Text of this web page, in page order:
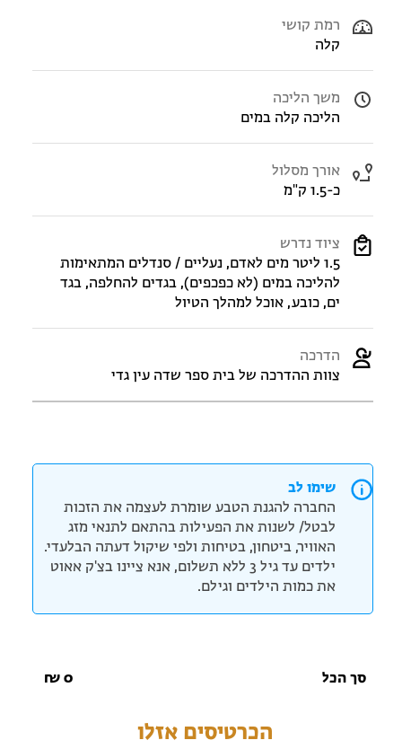
רמת קושי
קלה
משך הליכה
הליכה קלה במים
אורך מסלול
כ-1.5 ק"מ
ציוד נדרש
1.5 ליטר מים לאדם, נעליים / סנדלים המתאימות
להליכה במים (לא כפכפים), בגדים להחלפה, בגד
ים, כובע, אוכל למהלך הטיול
הדרכה
צוות ההדרכה של בית ספר שדה עין גדי
שימו לב
החברה להגנת הטבע שומרת לעצמה את הזכות
לבטל/ לשנות את הפעילות בהתאם לתנאי מזג
האוויר, ביטחון, בטיחות ולפי שיקול דעתה הבלעדי.
ילדים עד גיל 3 ללא תשלום, אנא ציינו בצ'ק אאוט
את כמות הילדים וגילם.
סך הכל 0
₪
הכרטיסים אזלו